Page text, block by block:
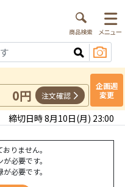
0円 注文確認
企画週
変更
締切日時 8月10日(月) 23:00
りません。
必要です。
必要です。